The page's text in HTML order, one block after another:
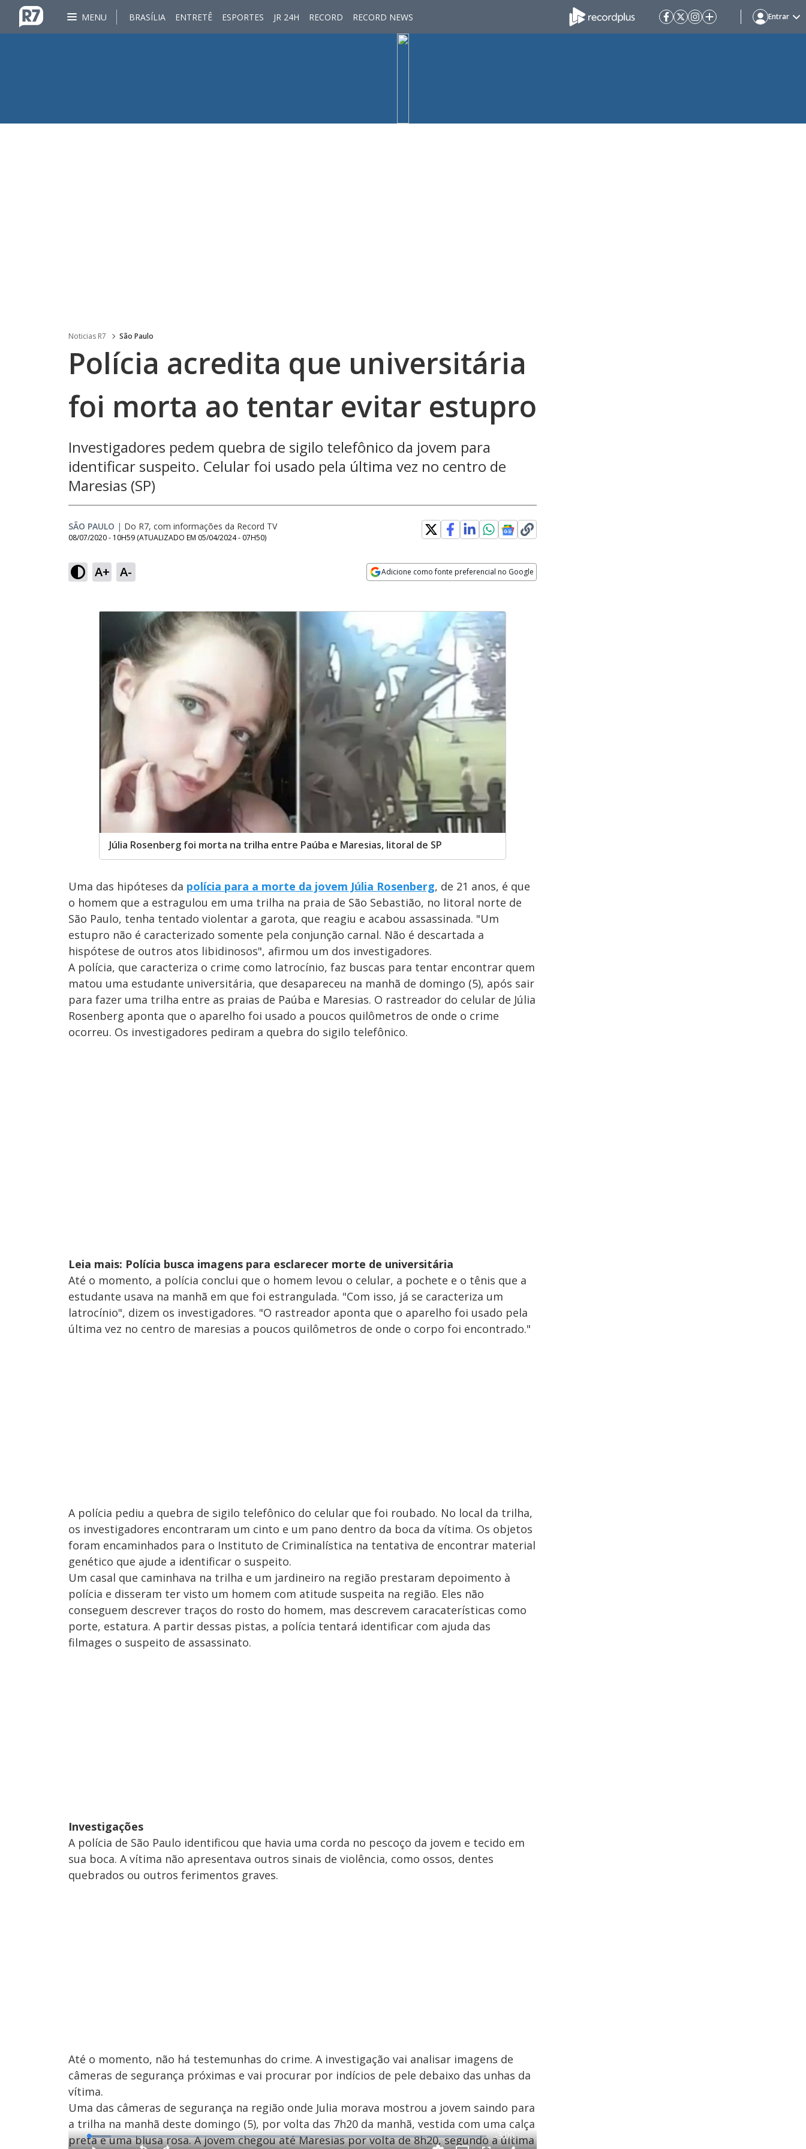
MENU BRASÍLIA ENTRETÊ ESPORTES JR 24H RECORD RECORD NEWS Entrar
Noticias R7 São Paulo
Polícia acredita que universitária
foi morta ao tentar evitar estupro
Investigadores pedem quebra de sigilo telefônico da jovem para
identificar suspeito. Celular foi usado pela última vez no centro de
Maresias (SP)
SÃO PAULO | Do R7, com informações da Record TV
08/07/2020 - 10H59 (ATUALIZADO EM 05/04/2024 - 07H50)
A+ A- Adicione como fonte preferencial no Google
Júlia Rosenberg foi morta na trilha entre Paúba e Maresias, litoral de SP
Uma das hipóteses da polícia para a morte da jovem Júlia Rosenberg, de 21 anos, é que
o homem que a estragulou em uma trilha na praia de São Sebastião, no litoral norte de
São Paulo, tenha tentado violentar a garota, que reagiu e acabou assassinada. "Um
estupro não é caracterizado somente pela conjunção carnal. Não é descartada a
hispótese de outros atos libidinosos", afirmou um dos investigadores.
A polícia, que caracteriza o crime como latrocínio, faz buscas para tentar encontrar quem
matou uma estudante universitária, que desapareceu na manhã de domingo (5), após sair
para fazer uma trilha entre as praias de Paúba e Maresias. O rastreador do celular de Júlia
Rosenberg aponta que o aparelho foi usado a poucos quilômetros de onde o crime
ocorreu. Os investigadores pediram a quebra do sigilo telefônico.
Leia mais: Polícia busca imagens para esclarecer morte de universitária
Até o momento, a polícia conclui que o homem levou o celular, a pochete e o tênis que a
estudante usava na manhã em que foi estrangulada. "Com isso, já se caracteriza um
latrocínio", dizem os investigadores. "O rastreador aponta que o aparelho foi usado pela
última vez no centro de maresias a poucos quilômetros de onde o corpo foi encontrado."
A polícia pediu a quebra de sigilo telefônico do celular que foi roubado. No local da trilha,
os investigadores encontraram um cinto e um pano dentro da boca da vítima. Os objetos
foram encaminhados para o Instituto de Criminalística na tentativa de encontrar material
genético que ajude a identificar o suspeito.
Um casal que caminhava na trilha e um jardineiro na região prestaram depoimento à
polícia e disseram ter visto um homem com atitude suspeita na região. Eles não
conseguem descrever traços do rosto do homem, mas descrevem caracaterísticas como
porte, estatura. A partir dessas pistas, a polícia tentará identificar com ajuda das
filmages o suspeito de assassinato.
Investigações
A polícia de São Paulo identificou que havia uma corda no pescoço da jovem e tecido em
sua boca. A vítima não apresentava outros sinais de violência, como ossos, dentes
quebrados ou outros ferimentos graves.
Até o momento, não há testemunhas do crime. A investigação vai analisar imagens de
câmeras de segurança próximas e vai procurar por indícios de pele debaixo das unhas da
vítima.
Uma das câmeras de segurança na região onde Julia morava mostrou a jovem saindo para
a trilha na manhã deste domingo (5), por volta das 7h20 da manhã, vestida com uma calça
preta e uma blusa rosa. A jovem chegou até Maresias por volta de 8h20, segundo a última
L
o
R
-3:00